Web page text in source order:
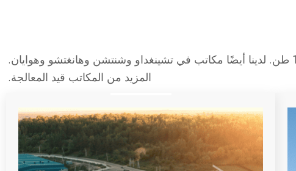
مجموعة SteelPro هي شركة تصنيع فولاذ متمرسة في الصين، تدير ثلاثة مصانع بطاقة سنوية تزيد عن 1000000 طن. لدينا أيضًا مكاتب في تشينغداو وشنتشن وهانغتشو وهوايان.
المزيد من المكاتب قيد المعالجة.